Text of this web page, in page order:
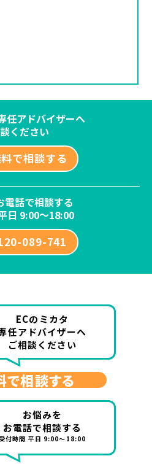
任アドバイザーへ
ください
で相談する
電話で相談する
日 9:00～18:00
089-741
ECのミカタ
任アドバイザーへ
ご相談ください
で相談する
お悩みを
お電話で相談する
付時間 平日 9:00～18:00